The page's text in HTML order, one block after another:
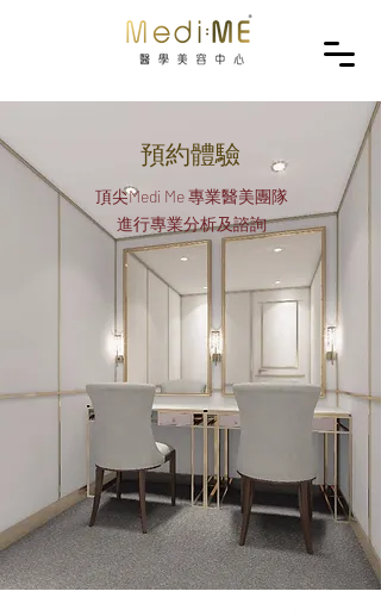
預約體驗
頂尖Medi Me 專業醫美團隊
​進行專業分析及諮詢